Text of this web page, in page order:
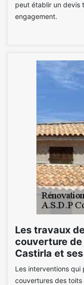
peut établir un devis
engagement.
Les travaux
couverture
Castirla et
Les interventions
couvertures des toits